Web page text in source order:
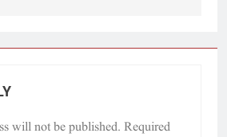
will not be published. Required